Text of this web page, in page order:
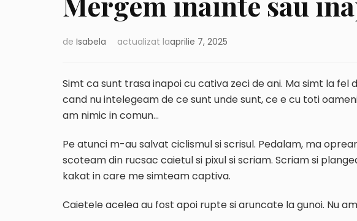
de Isabela actualizat laaprilie 7, 2025
Simt ca sunt trasa inapoi cu cativa zeci de ani. Ma simt la fel
cand nu intelegeam de ce sunt unde sunt, ce e cu toti
am nimic in comun…
Pe atunci m-au salvat ciclismul si scrisul. Pedalam, ma
scoteam din rucsac caietul si pixul si scriam. Scriam si
kakat in care me simteam captiva.
Caietele acelea au fost apoi rupte si aruncate la gunoi. Nu